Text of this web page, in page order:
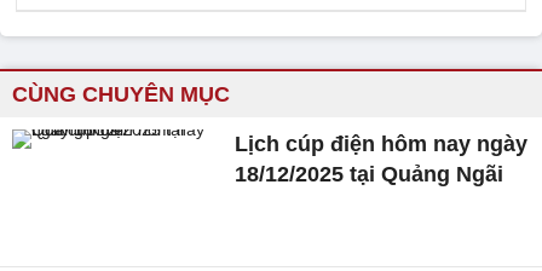
CÙNG CHUYÊN MỤC
Lịch cúp điện hôm nay ngày
18/12/2025 tại Quảng Ngãi